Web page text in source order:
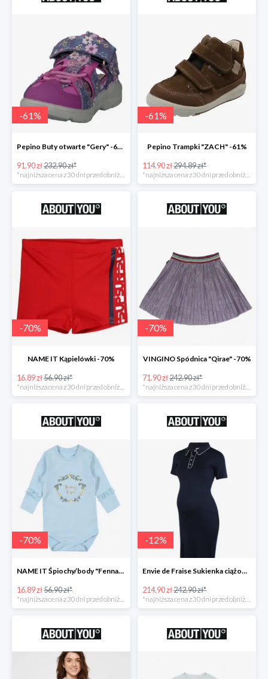
-61%
Pepino Buty otwarte "Gery" -61%
91.90 zł232.90 zł*
-61%
Pepino Trampki "ZACH" -61%
114.90 zł294.89 zł*
-70%
NAME IT Kąpielówki -70%
16.89 zł56.90 zł*
-70%
VINGINO Spódnica "Qirae" -70%
71.90 zł242.90 zł*
-70%
NAME IT Śpiochy/body "Fenna" -70%
16.89 zł56.90 zł*
*najniższa cena z 30 dni przed obniżką
-12%
Envie de Fraise Sukienka ciążowa "Chantal" -12%
214.90 zł242.90 zł*
*najniższa cena z 30 dni przed obniżką